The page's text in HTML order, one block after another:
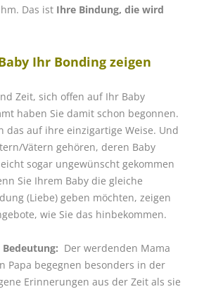
Das ist Ihre Bindung, die wird
Ihr Bonding zeigen
Zeit, sich offen auf Ihr Baby
haben Sie damit schon begonnen.
das auf ihre einzigartige Weise. Und
Vätern gehören, deren Baby
sogar ungewünscht gekommen
Sie Ihrem Baby die gleiche
(Liebe) geben möchten, zeigen
wie Sie das hinbekommen.
Der werdenden Mama
Papa begegnen besonders in der
Erinnerungen aus der Zeit als sie